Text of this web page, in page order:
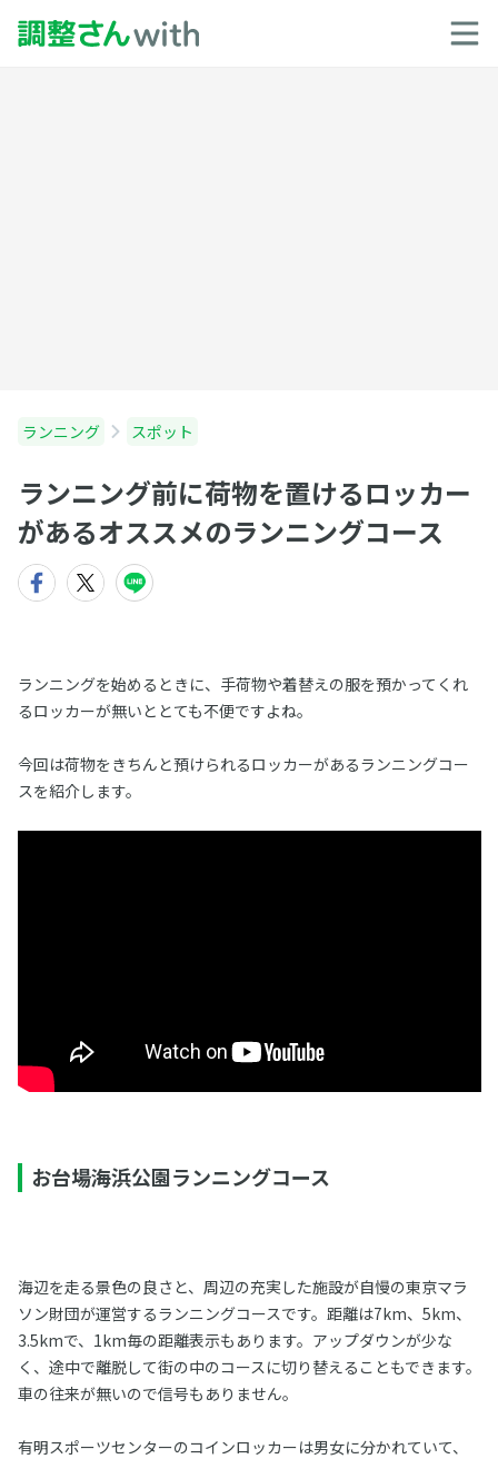
ランニング スポット
ランニング前に荷物を置けるロッカー
があるオススメのランニングコース
ランニングを始めるときに、手荷物や着替えの服を預かってくれ
るロッカーが無いととても不便ですよね。
今回は荷物をきちんと預けられるロッカーがあるランニングコー
スを紹介します。
お台場海浜公園ランニングコース
海辺を走る景色の良さと、周辺の充実した施設が自慢の東京マラ
ソン財団が運営するランニングコースです。距離は7km、5km、
3.5kmで、1km毎の距離表示もあります。アップダウンが少な
く、途中で離脱して街の中のコースに切り替えることもできます。
車の往来が無いので信号もありません。
有明スポーツセンターのコインロッカーは男女に分かれていて、